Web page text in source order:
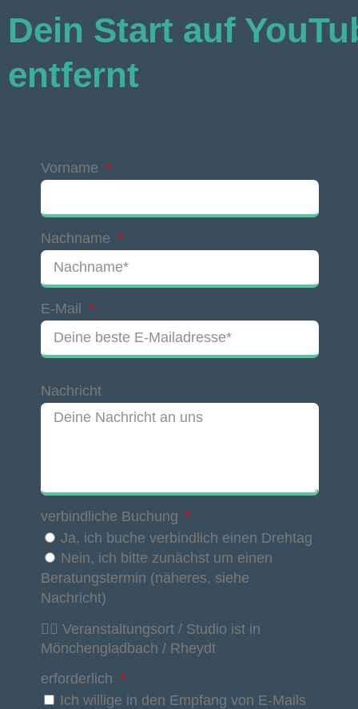
Dein Start auf
entfernt
Vorname
Nachname
E-Mail
Nachricht
verbindliche Buchung
Ja, ich buche verbindlich einen Drehtag
Nein, ich bitte zunächst um einen
Beratungstermin (näheres, siehe
Nachricht)
👉🏽 Veranstaltungsort / Studio ist in
Mönchengladbach / Rheydt
erforderlich
Ich willige in den Empfang von E-Mails